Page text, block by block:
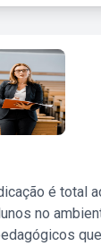
é total
no